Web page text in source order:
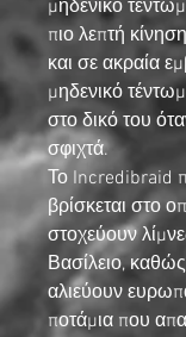
μηδενικό
πιο λεπτή
και σε ακραία
μηδενικό
στο δικό του
σφιχτά.
Το Incredibraid
βρίσκεται στο
στοχεύουν
Βασίλειο,
αλιεύουν
ποτάμια που